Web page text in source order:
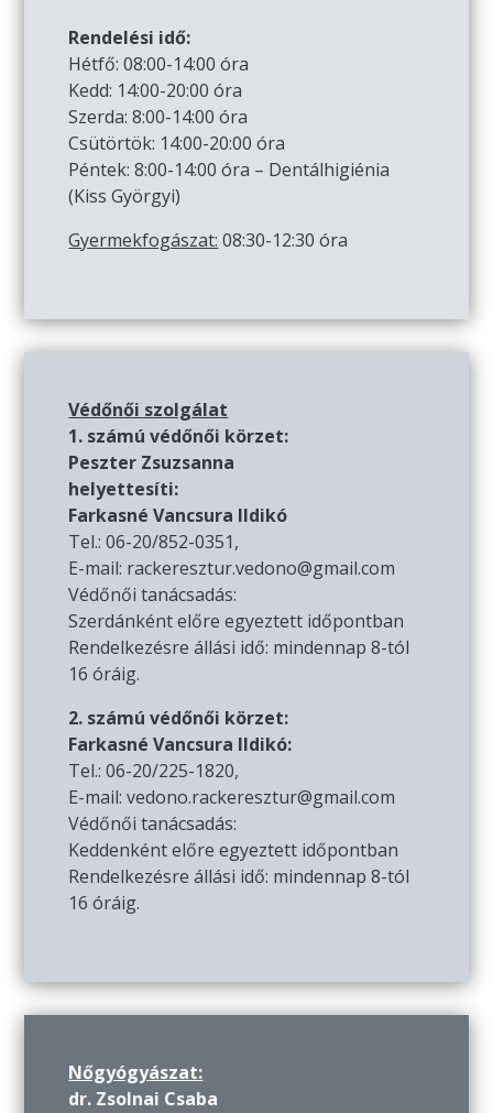
Rendelési idő:
Hétfő: 08:00-14:00 óra
Kedd: 14:00-20:00 óra
Szerda: 8:00-14:00 óra
Csütörtök: 14:00-20:00 óra
Péntek: 8:00-14:00 óra – Dentálhigiénia
(Kiss Györgyi)
Gyermekfogászat: 08:30-12:30 óra
Védőnői szolgálat
1. számú védőnői körzet:
Peszter Zsuzsanna
helyettesíti:
Farkasné Vancsura Ildikó
Tel.: 06-20/852-0351,
E-mail: rackeresztur.vedono@gmail.com
Védőnői tanácsadás:
Szerdánként előre egyeztett időpontban
Rendelkezésre állási idő: mindennap 8-tól
16 óráig.
2. számú védőnői körzet:
Farkasné Vancsura Ildikó:
Tel.: 06-20/225-1820,
E-mail: vedono.rackeresztur@gmail.com
Védőnői tanácsadás:
Keddenként előre egyeztett időpontban
Rendelkezésre állási idő: mindennap 8-tól
16 óráig.
Nőgyógyászat:
dr. Zsolnai Csaba